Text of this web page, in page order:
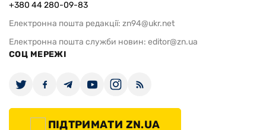
+380 44 280-09-83
Електронна пошта редакції: zn94@ukr.net
Електронна пошта служби новин: editor@zn.ua
СОЦ МЕРЕЖІ
ПІДТРИМАТИ ZN.UA